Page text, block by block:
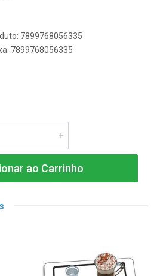
7899768056335
7899768056335
ao Carrinho